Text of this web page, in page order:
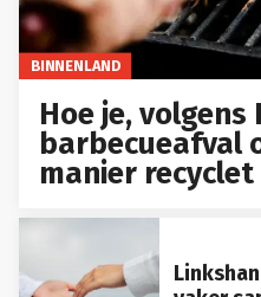
BINNENLAND
Hoe je, volgens
barbecueafval
manier recyclet